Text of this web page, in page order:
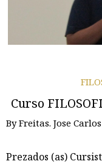
Curso
ByFreitas. Jose
Prezados (as)